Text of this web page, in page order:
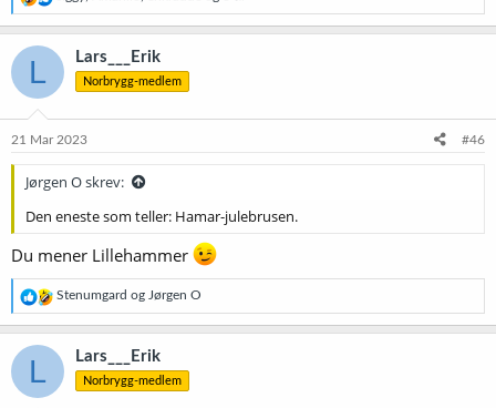
e
a
n
e
L Lars___Erik
Norbrygg-medlem
21 Mar 2023 #46
Jørgen O skrev:
Den eneste som teller: Hamar-julebrusen.
Du mener Lillehammer
R
e
a
Stenumgard og Jørgen O
L Lars___Erik
Norbrygg-medlem